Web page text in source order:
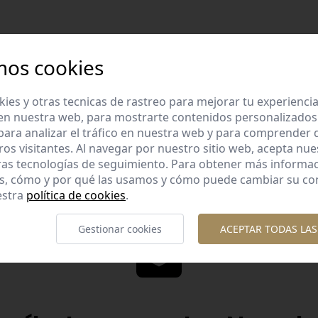
garantizada
con esmero la calidad de
productos.
Diseños
Diseños originales y
te gusta.
cookies
y otras tecnicas de rastreo para mejorar tu
nuestra web, para mostrarte contenidos
analizar el tráfico en nuestra web y para comprender
visitantes. Al navegar por nuestro sitio web, acepta
tecnologías de seguimiento. Para obtener más
cómo y por qué las usamos y cómo puede cambiar su
política de cookies.
Gestionar cookies ACEPTAR TODAS